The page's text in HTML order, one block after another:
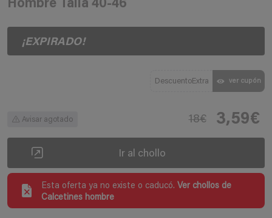
Hombre Talla 40-46
¡EXPIRADO!
DescuentoExtra ver cupón
Avisar agotado 18€ 3,59€
Ir al chollo
Esta oferta ya no existe o caducó. Ver chollos de
Calcetines hombre